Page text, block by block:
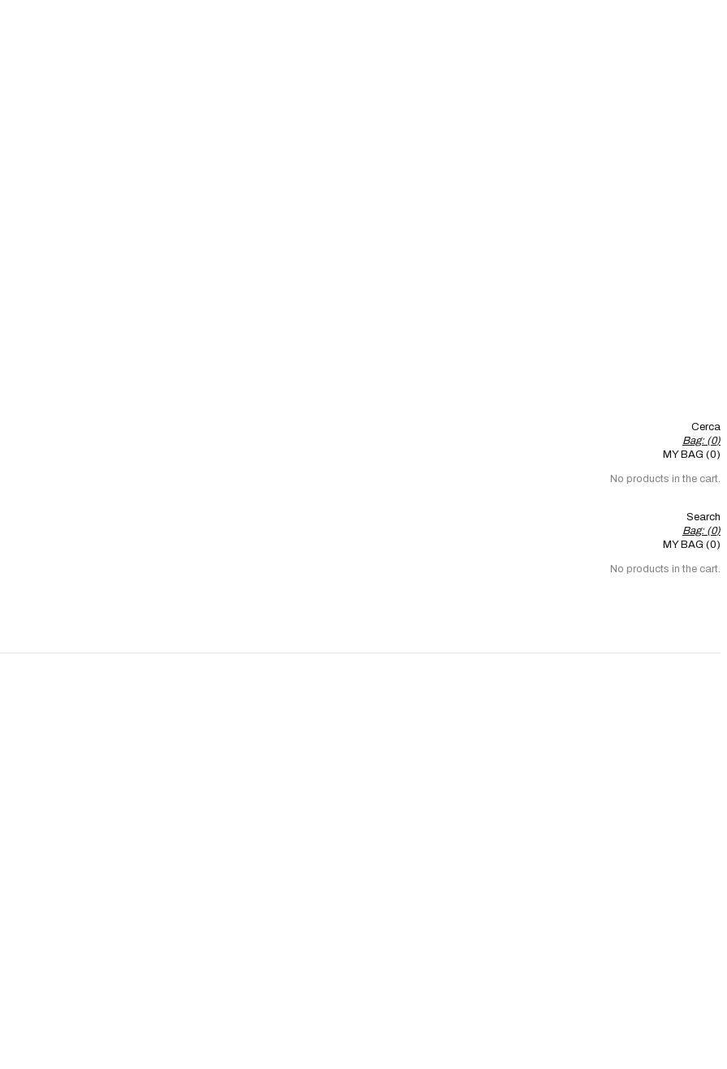
Cerca
Bag: (0)
MY BAG (0)
No products in the cart.
Search
Bag: (0)
MY BAG (0)
No products in the cart.